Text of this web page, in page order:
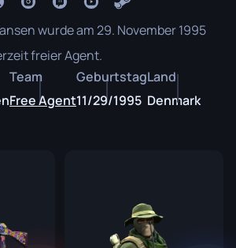
wurde am 29. November 1995
freier Agent.
Team
Free Agent
Geburtstag
11/29/1995
Land
Denmark